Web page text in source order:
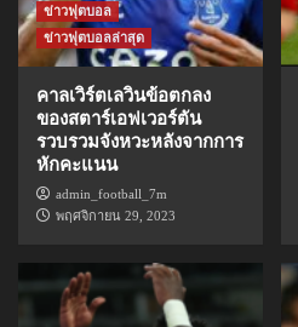
ข่าวฟุตบอล
ข่าวฟุตบอลล่าสุด
คาลเวิร์ตเลวินข้อตกลง
ของสตาร์เอฟเวอร์ตัน
รวบรวมจังหวะหลังจากการ
หักคะแนน
admin_football_7m
พฤศจิกายน 29, 2023